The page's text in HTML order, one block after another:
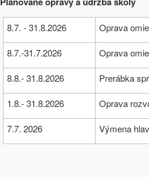
8.7. - 31.8.2026 Oprava
8.7.-31.7.2026 Oprava
8.8.- 31.8.2026 Prerábka
1.8.- 31.8.2026 Oprava
7.7. 2026 Výmena